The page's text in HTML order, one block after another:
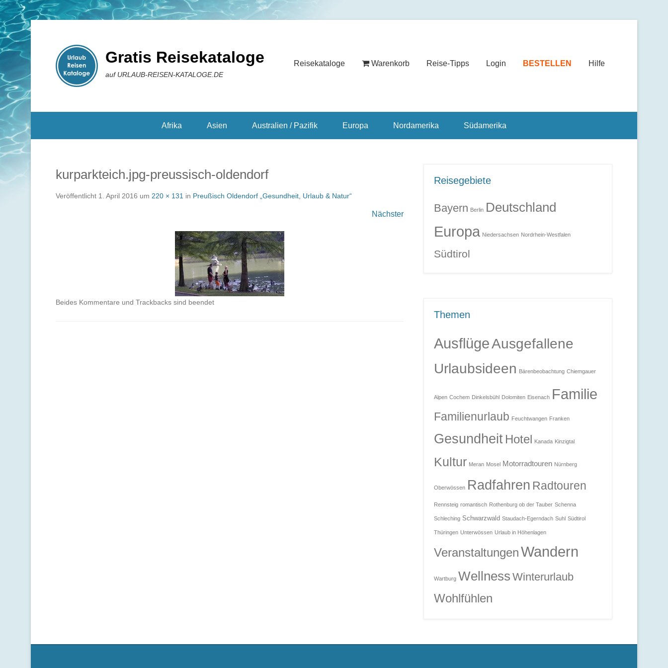
Gratis Reisekataloge
auf URLAUB-REISEN-KATALOGE.DE
Reisekataloge Warenkorb Reise-Tipps Login BESTELLEN Hilfe
Afrika Asien Australien / Pazifik Europa Nordamerika Südamerika
kurparkteich.jpg-preussisch-oldendorf
Veröffentlicht 1. April 2016 um 220 × 131 in Preußisch Oldendorf „Gesundheit, Urlaub & Natur“
Nächster
Beides Kommentare und Trackbacks sind beendet
Reisegebiete
Bayern Berlin Deutschland
Europa Niedersachsen Nordrhein-Westfalen
Südtirol
Themen
AusflügeAusgefallene
Urlaubsideen Bärenbeobachtung Chiemgauer
Alpen Cochem Dinkelsbühl Dolomiten Eisenach Familie
Familienurlaub Feuchtwangen Franken
Gesundheit Hotel Kanada Kinzigtal
Kultur Meran Mosel Motorradtouren Nürnberg
Oberwössen Radfahren Radtouren
Rennsteig romantisch Rothenburg ob der Tauber Schenna
Schleching Schwarzwald Staudach-Egerndach Suhl Südtirol
Thüringen Unterwössen Urlaub in Höhenlagen
VeranstaltungenWandern
Wartburg Wellness Winterurlaub
Wohlfühlen